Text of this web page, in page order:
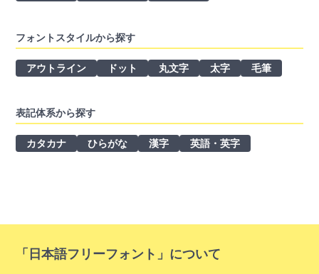
フォントスタイルから探す
アウトライン ドット 丸文字 太字 毛筆
表記体系から探す
カタカナ ひらがな 漢字 英語・英字
「日本語フリーフォント」について